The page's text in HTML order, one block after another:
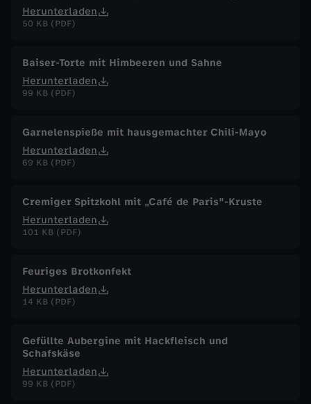
o
3
D
z
m
e
r
Herunterladen
50 KB (PDF)
Baiser-Torte mit Himbeeren und Sahne
Herunterladen
99 KB (PDF)
Garnelenspieße mit hausgemachter Chili-Mayo
Herunterladen
69 KB (PDF)
Cremiger Spitzkohl mit „Café de Paris"-Kruste
Herunterladen
101 KB (PDF)
Feuriges Brotkonfekt
Herunterladen
14 KB (PDF)
Gefüllte Aubergine mit Hackfleisch und
Schafskäse
Herunterladen
99 KB (PDF)